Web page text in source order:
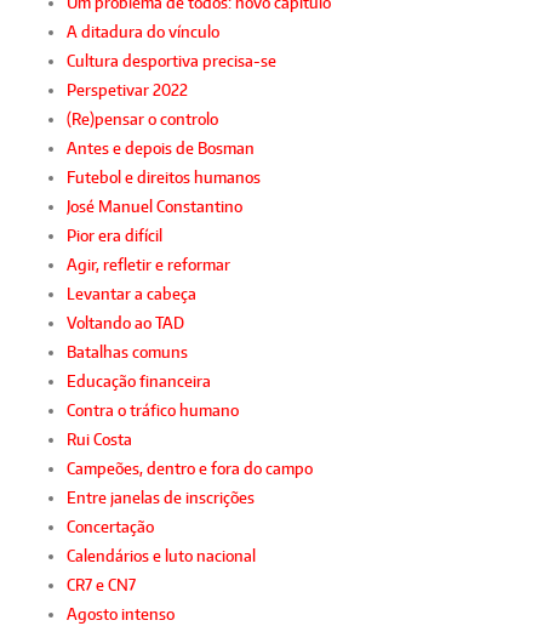
A ditadura do vínculo
Cultura desportiva precisa-se
Perspetivar 2022
(Re)pensar o controlo
Antes e depois de Bosman
Futebol e direitos humanos
José Manuel Constantino
Pior era difícil
Agir, refletir e reformar
Levantar a cabeça
Voltando ao TAD
Batalhas comuns
Educação financeira
Contra o tráfico humano
Rui Costa
Campeões, dentro e fora do campo
Entre janelas de inscrições
Concertação
Calendários e luto nacional
CR7 e CN7
Agosto intenso